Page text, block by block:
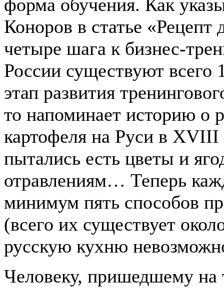
форма обучения. Как
Коноров в статье «Рецепт
четыре шага к бизнес-
России существуют всего
этап развития
то напоминает историю о
картофеля на Руси в XVIII
пытались есть цветы и
отравлениям… Теперь
минимум пять способов
(всего их существует
русскую кухню
Человеку, пришедшему на